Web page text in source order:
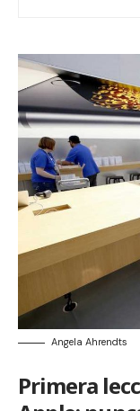
Angela Ahrendts
Primera